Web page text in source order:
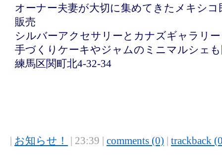
オーナー夫妻が大切に集めてきたメキシ
販売
シルバーアクセサリーとカナズギャラリ
手づくりケーキやジャムのミニマルシェ
練馬区関町北4-32-34
お知らせ！ | 23:39 | comments (0) trackback